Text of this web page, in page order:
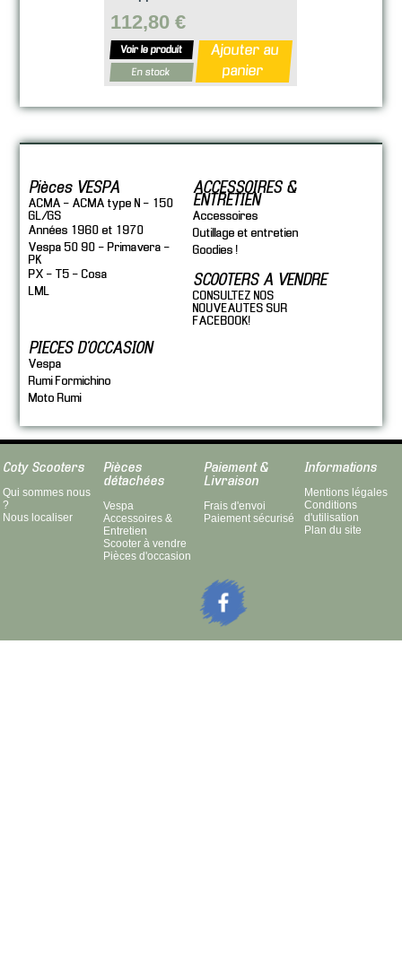
112,80 €
Voir le produit
En stock
Ajouter au
panier
Pièces VESPA
ACMA - ACMA type N - 150
GL/GS
Années 1960 et 1970
Vespa 50 90 - Primavera -
PK
PX - T5 - Cosa
LML
ACCESSOIRES &
ENTRETIEN
Accessoires
Outillage et entretien
Goodies !
SCOOTERS A VENDRE
CONSULTEZ NOS
NOUVEAUTES SUR
FACEBOOK!
PIECES D'OCCASION
Vespa
Rumi Formichino
Moto Rumi
Coty Scooters
Qui sommes nous
?
Nous localiser
Pièces
détachées
Vespa
Accessoires &
Entretien
Scooter à vendre
Pièces d'occasion
Paiement &
Livraison
Frais d'envoi
Paiement sécurisé
Informations
Mentions légales
Conditions
d'utilisation
Plan du site